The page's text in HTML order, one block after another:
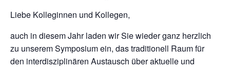
Liebe Kolleginnen und Kollegen,
auch in diesem Jahr laden wir Sie wieder ganz herzlich
zu unserem Symposium ein, das traditionell Raum für
den interdisziplinären Austausch über aktuelle und